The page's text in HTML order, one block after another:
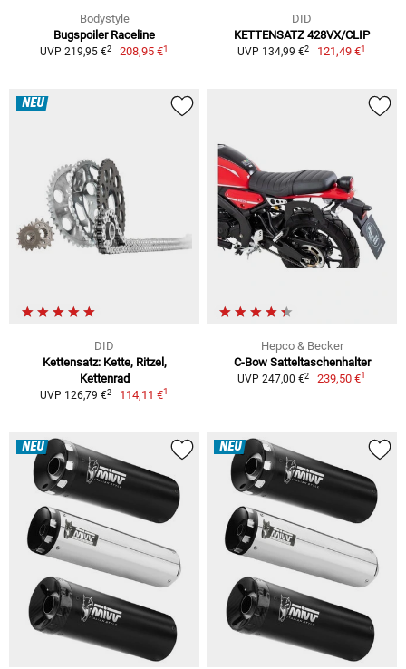
Bodystyle
Bugspoiler Raceline
UVP 219,95 €2 208,95 €1
DID
KETTENSATZ 428VX/CLIP
UVP 134,99 €2 121,49 €1
NEU
DID
Kettensatz: Kette, Ritzel,
Kettenrad
UVP 126,79 €2 114,11 €1
Hepco & Becker
C-Bow Satteltaschenhalter
UVP 247,00 €2 239,50 €1
NEU NEU